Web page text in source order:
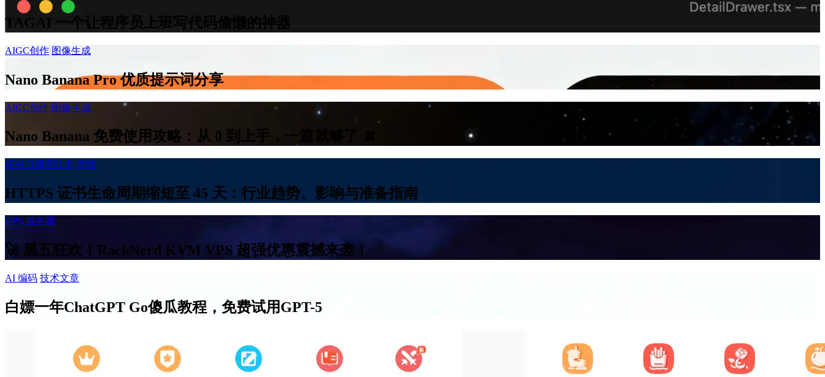
TAGAI 一个让程序员上班写代码偷懒的神器
AIGC创作 图像生成
Nano Banana Pro 优质提示词分享
AIGC创作 图像生成
Nano Banana 免费使用攻略：从 0 到上手，一篇就够了 🍌
证书与加密技术 运维
HTTPS 证书生命周期缩短至 45 天：行业趋势、影响与准备指南
VPS 服务器
🚀 黑五狂欢！RackNerd KVM VPS 超强优惠震撼来袭！
AI 编码 技术文章
白嫖一年ChatGPT Go傻瓜教程，免费试用GPT-5